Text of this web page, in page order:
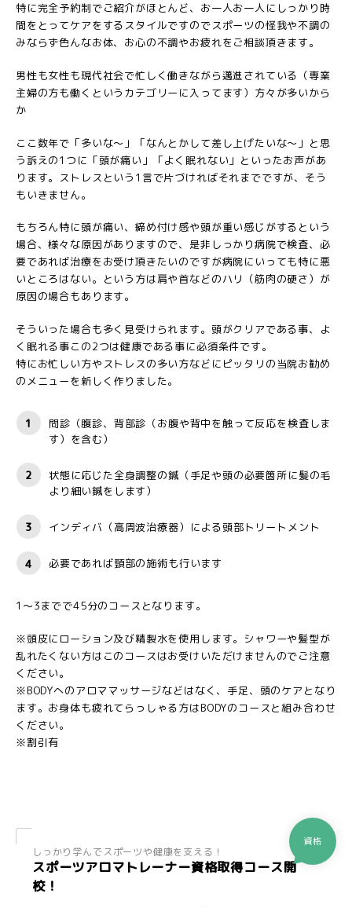
特に完全予約制でご紹介がほとんど、お一人お一人にしっかり時
間をとってケアをするスタイルですのでスポーツの怪我や不調の
みならず色んなお体、お心の不調やお疲れをご相談頂きます。
男性も女性も現代社会で忙しく働きながら邁進されている（専業
主婦の方も働くというカテゴリーに入ってます）方々が多いから
か
ここ数年で「多いな～」「なんとかして差し上げたいな～」と思
う訴えの1つに「頭が痛い」「よく眠れない」といったお声があ
ります。ストレスという1言で片づければそれまでですが、そう
もいきません。
もちろん特に頭が痛い、締め付け感や頭が重い感じがするという
場合、様々な原因がありますので、是非しっかり病院で検査、必
要であれば治療をお受け頂きたいのですが病院にいっても特に悪
いところはない。という方は肩や首などのハリ（筋肉の硬さ）が
原因の場合もあります。
そういった場合も多く見受けられます。頭がクリアである事、よ
く眠れる事この2つは健康である事に必須条件です。
特にお忙しい方やストレスの多い方などにピッタリの当院お勧め
のメニューを新しく作りました。
問診（腹診、背部診（お腹や背中を触って反応を検査しま
す）を含む）
状態に応じた全身調整の鍼（手足や頭の必要箇所に髪の毛
より細い鍼をします）
インディバ（高周波治療器）による頭部トリートメント
必要であれば頸部の施術も行います
1～3までで45分のコースとなります。
※頭皮にローション及び精製水を使用します。シャワーや髪型が
乱れたくない方はこのコースはお受けいただけませんのでご注意
ください。
※BODYへのアロママッサージなどはなく、手足、頭のケアとなり
ます。お身体も疲れてらっしゃる方はBODYのコースと組み合わせ
ください。
※割引有
資格
しっかり学んでスポーツや健康を支える！
スポーツアロマトレーナー資格取得コース開
校！